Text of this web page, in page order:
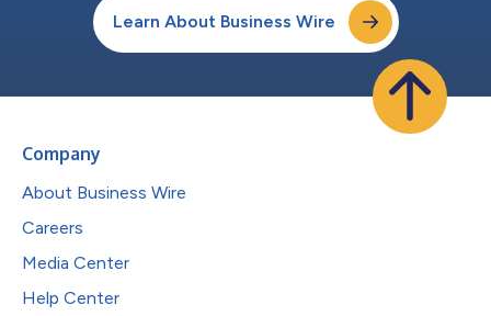
Learn About Business Wire
Company
About Business Wire
Careers
Media Center
Help Center